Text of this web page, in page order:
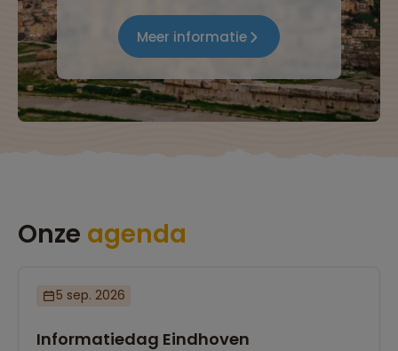
Meer informatie
Onze agenda
5 sep. 2026
Informatiedag Eindhoven